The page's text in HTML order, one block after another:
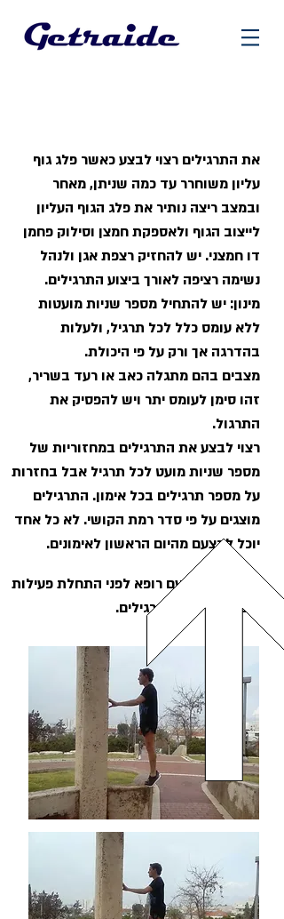
את התרגילים רצוי לבצע כאשר פלג גוף
עליון משוחרר עד כמה שניתן, מאחר
ובמצב ריצה נותיר את פלג הגוף העליון
לייצוב הגוף ולאספקת חמצן וסילוק פחמן
דו חמצני. יש להחזיק רצפת אגן ולנהל
נשימה רציפה לאורך ביצוע התרגילים.
מינון: יש להתחיל מספר שניות מועטות
ללא עומס כלל לכל תרגיל, ולעלות
בהדרגה אך ורק על פי היכולת.
מצבים בהם מתגלה כאב או רעד בשריר,
זהו סימן לעומס יתר ויש להפסיק את
התרגול.
רצוי לבצע את התרגילים במחזוריות של
מספר שניות מועט לכל תרגיל אבל בחזרות
על מספר תרגילים בכל אימון. התרגילים
מוצגים על פי סדר רמת הקושי. לא כל אחד
יוכל לבצעם מהיום הראשון לאימונים.
* יש להיוועץ עם רופא לפני התחלת פעילות
גופנית או ביצוע תרגילים.